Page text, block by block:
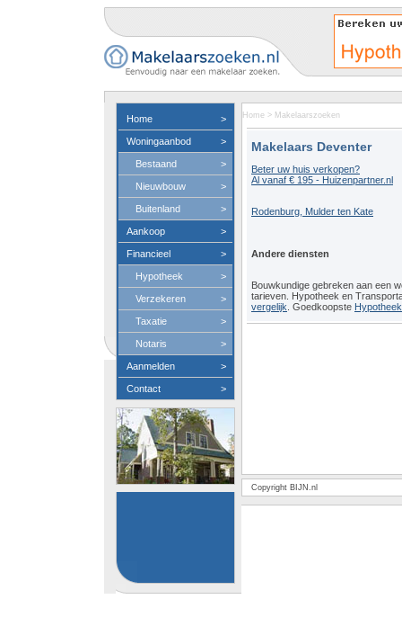
Home >
Woningaanbod >
Bestaand >
Nieuwbouw >
Buitenland >
Aankoop >
Financieel >
Hypotheek >
Verzekeren >
Taxatie >
Notaris >
Aanmelden >
Contact >
Home > Makelaarszoeken
Makelaars Deventer
Beter uw huis verkopen?
Al vanaf € 195 - Huizenpartner.nl
Rodenburg, Mulder ten Kate
Andere diensten
Bouwkundige gebreken aan een
tarieven. Hypotheek en
vergelijk . Goedkoopste
Copyright BIJN.nl